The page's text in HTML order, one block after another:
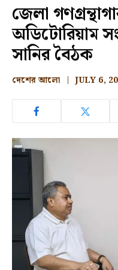
জেলা
অডিটোরিয়াম
সানির বৈঠক
দেশের আলো JULY 6,